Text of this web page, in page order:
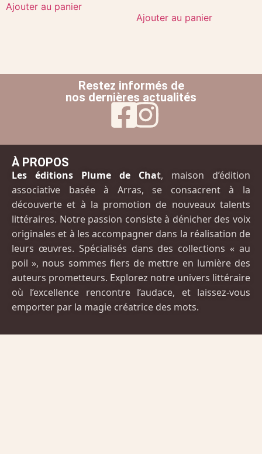
Ajouter au panier
Ajouter au panier
Restez informés de
nos dernières actualités
À PROPOS
Les éditions Plume de Chat, maison d’édition
associative basée à Arras, se consacrent à la
découverte et à la promotion de nouveaux talents
littéraires. Notre passion consiste à dénicher des voix
originales et à les accompagner dans la réalisation de
leurs œuvres. Spécialisés dans des collections « au
poil », nous sommes fiers de mettre en lumière des
auteurs prometteurs. Explorez notre univers littéraire
où l’excellence rencontre l’audace, et laissez-vous
emporter par la magie créatrice des mots.